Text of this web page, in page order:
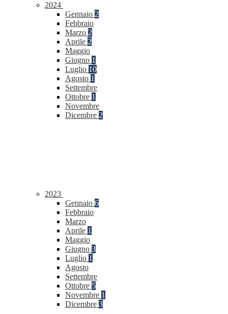
2024
Gennaio 2
Febbraio
Marzo 2
Aprile 2
Maggio
Giugno 1
Luglio 10
Agosto 1
Settembre
Ottobre 1
Novembre
Dicembre 2
2023
Gennaio 6
Febbraio
Marzo
Aprile 1
Maggio
Giugno 3
Luglio 1
Agosto
Settembre
Ottobre 5
Novembre 1
Dicembre 3